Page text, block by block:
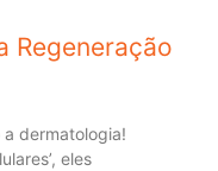
Regeneração
dermatologia!
eles